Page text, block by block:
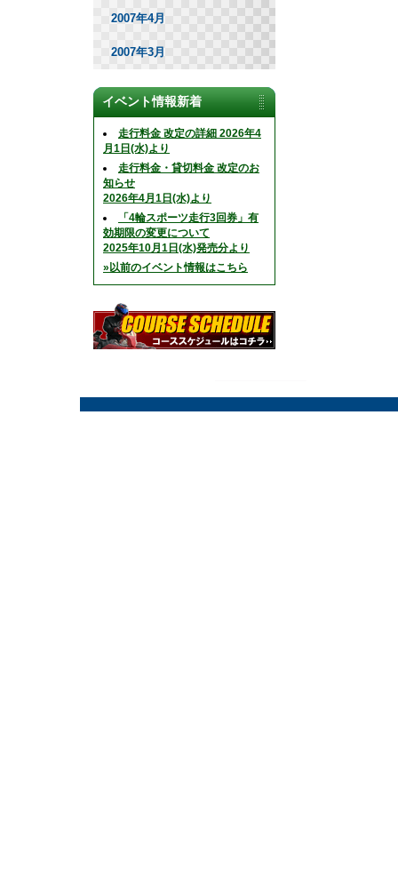
2007年4月
2007年3月
イベント情報新着
走行料金 改定の詳細 2026年4
月1日(水)より
走行料金・貸切料金 改定のお
知らせ
2026年4月1日(水)より
「4輪スポーツ走行3回券」有
効期限の変更について
2025年10月1日(水)発売分より
»以前のイベント情報はこちら